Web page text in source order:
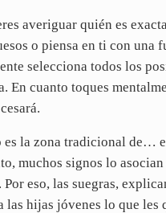
averiguar quién es
o piensa en ti con una
selecciona todos los
En cuanto toques
la zona tradicional de…
muchos signos lo
eso, las suegras,
las hijas jóvenes lo que les